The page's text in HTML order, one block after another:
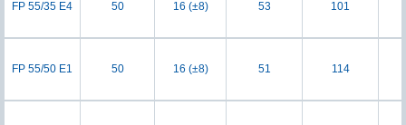
FP 55/35 E4 50 16 (±8) 53 101
FP 55/50 E1 50 16 (±8) 51 114